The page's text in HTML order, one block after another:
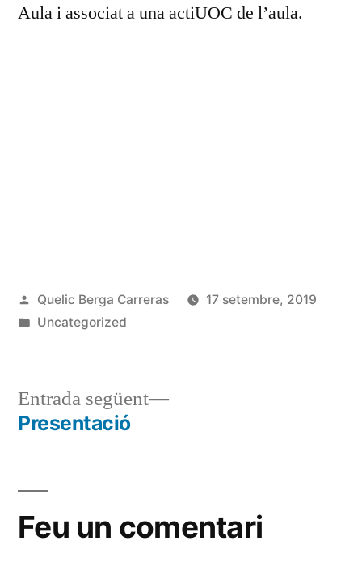
Aula i associat a una actiUOC de l’aula.
Publicat
per
Quelic Berga Carreras
17 setembre, 2019
Publicat
Uncategorized
Navegació
Entrada següent
Entrada
Presentació
Feu un comentari